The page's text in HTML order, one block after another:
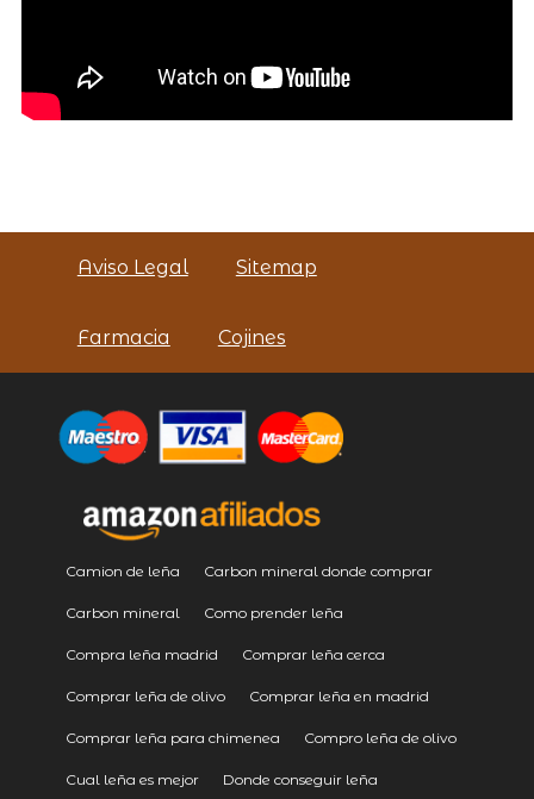
Aviso Legal Sitemap
Farmacia Cojines
Camion de leña Carbon mineral donde comprar
Carbon mineral Como prender leña
Compra leña madrid Comprar leña cerca
Comprar leña de olivo Comprar leña en madrid
Comprar leña para chimenea Compro leña de olivo
Cual leña es mejor Donde conseguir leña